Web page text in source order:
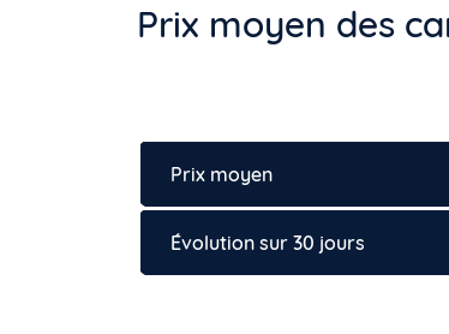
Prix moyen des
Prix moyen
Évolution sur 30 jours